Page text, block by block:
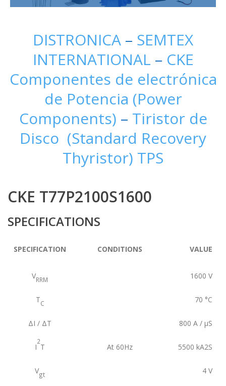
DISTRONICA – SEMTEX
INTERNATIONAL – CKE
Componentes de electrónica
de Potencia (Power
Components) – Tiristor de
Disco (Standard Recovery
Thyristor) TPS
CKE T77P2100S1600
SPECIFICATIONS
SPECIFICATION CONDITIONS VALUE
VRRM 1600 V
TC 70 °C
ΔI / ΔT 800 A / µS
I
2
T At 60Hz 5500 kA2S
Vgt 4 V